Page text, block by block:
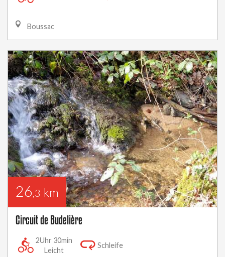
Boussac
26,3 km
Circuit de Budelière
2Uhr 30min
Leicht
Schleife